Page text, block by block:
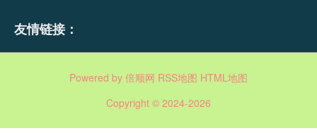
友情链接：
Powered by 倍顺网 RSS地图 HTML地图
Copyright © 2024-2026